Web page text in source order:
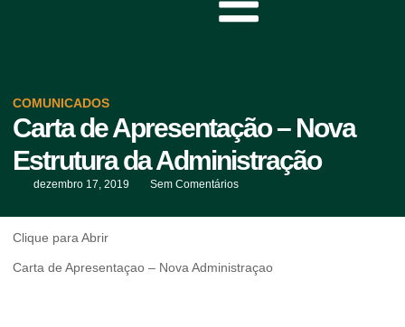
COMUNICADOS
Carta de Apresentação – Nova
Estrutura da Administração
dezembro 17, 2019 Sem Comentários
Clique para Abrir
Carta de Apresentaçao – Nova Administraçao